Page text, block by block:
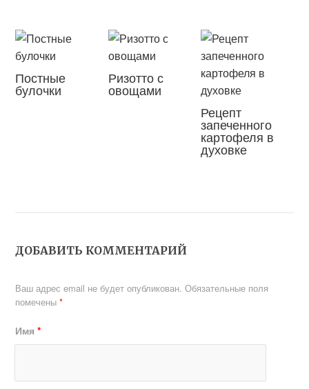
Постные
булочки
Ризотто с
овощами
Рецепт
запеченного
картофеля в
духовке
ДОБАВИТЬ КОММЕНТАРИЙ
Ваш адрес email не будет опубликован. Обязательные поля
помечены*
Имя*